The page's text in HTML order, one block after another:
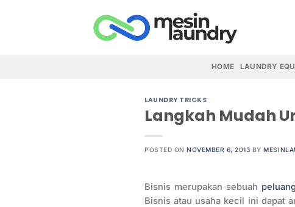
HOME LAUNDRY
LAUNDRY TRICKS
Langkah Mudah
POSTED ONNOVEMBER 6, 2013 BY
Bisnis merupakan sebuah
Bisnis atau usaha kecil ini dapat